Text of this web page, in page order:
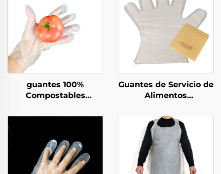
guantes 100%
Compostables
Compostables Hechos
almidón de maíz
Guantes de Servicio de
Alimentos
Biodegradables y
Compostables Hechos
de Material de PLA
PBAT almidón de maíz